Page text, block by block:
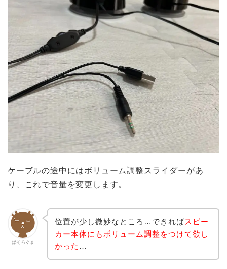
ケーブルの途中にはボリューム調整スライダーがあ
り、これで音量を変更します。
ぱそろぐま
位置が少し微妙なところ…できればスピー
カー本体にもボリューム調整をつけて欲し
かった …